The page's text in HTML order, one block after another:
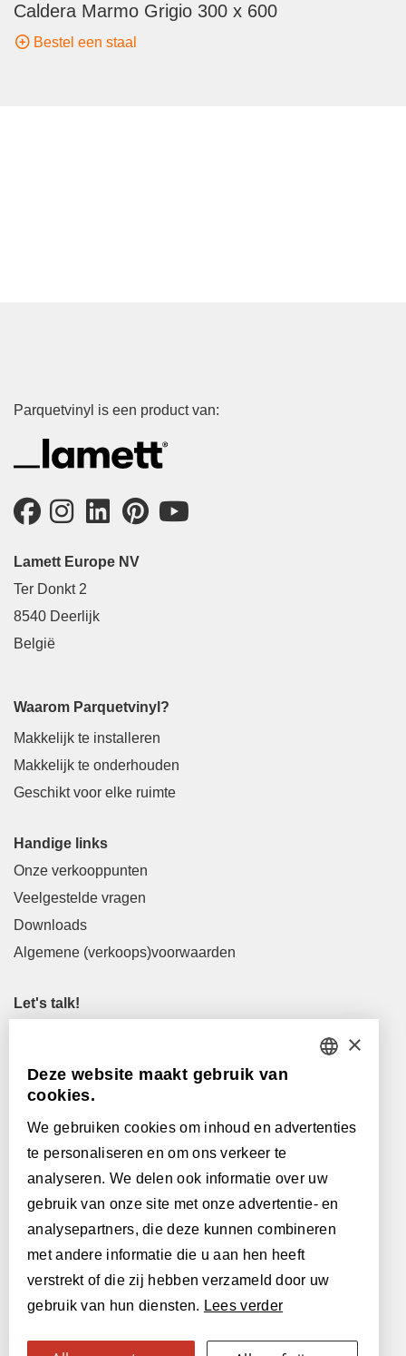
Caldera Marmo Grigio 300 x 600
Bestel een staal
Parquetvinyl is een product van:
Lamett Europe NV
Ter Donkt 2
8540 Deerlijk
België
Waarom Parquetvinyl?
Makkelijk te installeren
Makkelijk te onderhouden
Geschikt voor elke ruimte
Handige links
Onze verkooppunten
Veelgestelde vragen
Downloads
Algemene (verkoops)voorwaarden
Let's talk!
Let's meet!
Maak een afspraak in onze showroom
Onze verkooppunten
Met de steun van:
GERMAN
SWEDISH
×
Deze website maakt gebruik van
cookies.
We gebruiken cookies om inhoud en advertenties
te personaliseren en om ons verkeer te
analyseren. We delen ook informatie over uw
gebruik van onze site met onze advertentie- en
analysepartners, die deze kunnen combineren
met andere informatie die u aan hen heeft
verstrekt of die zij hebben verzameld door uw
gebruik van hun diensten. Lees verder